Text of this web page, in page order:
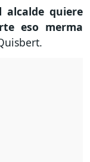
alcalde quiere
eso merma